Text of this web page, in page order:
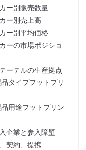
ー別販売数量
ー別売上高
ー別平均価格
ーの市場ポジショ
ーテルの生産拠点
タイプフットプリ
用途フットプリン
企業と参入障壁
契約、提携